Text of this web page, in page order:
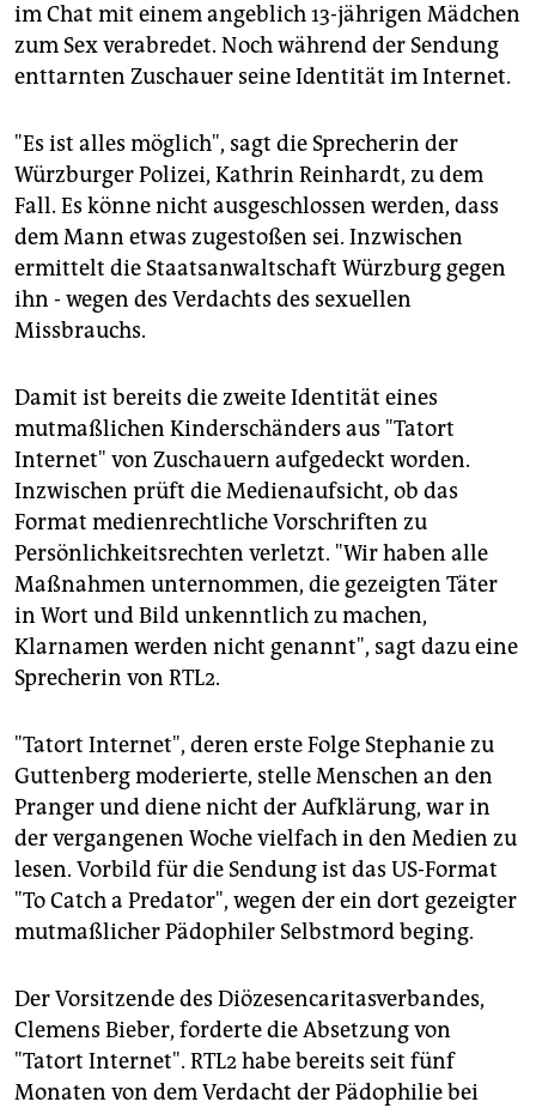
im Chat mit einem angeblich 13-jährigen Mädchen
zum Sex verabredet. Noch während der Sendung
enttarnten Zuschauer seine Identität im Internet.
"Es ist alles möglich", sagt die Sprecherin der
Würzburger Polizei, Kathrin Reinhardt, zu dem
Fall. Es könne nicht ausgeschlossen werden, dass
dem Mann etwas zugestoßen sei. Inzwischen
ermittelt die Staatsanwaltschaft Würzburg gegen
ihn - wegen des Verdachts des sexuellen
Missbrauchs.
Damit ist bereits die zweite Identität eines
mutmaßlichen Kinderschänders aus "Tatort
Internet" von Zuschauern aufgedeckt worden.
Inzwischen prüft die Medienaufsicht, ob das
Format medienrechtliche Vorschriften zu
Persönlichkeitsrechten verletzt. "Wir haben alle
Maßnahmen unternommen, die gezeigten Täter
in Wort und Bild unkenntlich zu machen,
Klarnamen werden nicht genannt", sagt dazu eine
Sprecherin von RTL2.
"Tatort Internet", deren erste Folge Stephanie zu
Guttenberg moderierte, stelle Menschen an den
Pranger und diene nicht der Aufklärung, war in
der vergangenen Woche vielfach in den Medien zu
lesen. Vorbild für die Sendung ist das US-Format
"To Catch a Predator", wegen der ein dort gezeigter
mutmaßlicher Pädophiler Selbstmord beging.
Der Vorsitzende des Diözesencaritasverbandes,
Clemens Bieber, forderte die Absetzung von
"Tatort Internet". RTL2 habe bereits seit fünf
Monaten von dem Verdacht der Pädophilie bei